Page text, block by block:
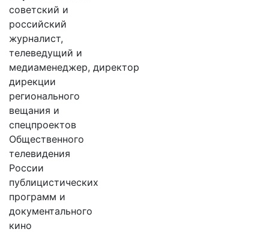
советский и
российский
журналист,
телеведущий и
медиаменеджер, директор
дирекции
регионального
вещания и
спецпроектов
Общественного
телевидения
России
публицистических
программ и
документального
кино